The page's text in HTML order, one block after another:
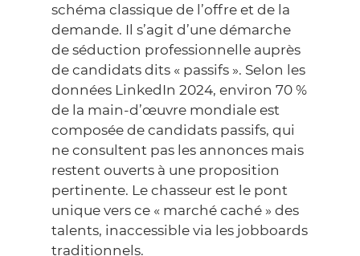
schéma classique de l’offre et de la
demande. Il s’agit d’une démarche
de séduction professionnelle auprès
de candidats dits « passifs ». Selon les
données LinkedIn 2024, environ 70 %
de la main-d’œuvre mondiale est
composée de candidats passifs, qui
ne consultent pas les annonces mais
restent ouverts à une proposition
pertinente. Le chasseur est le pont
unique vers ce « marché caché » des
talents, inaccessible via les jobboards
traditionnels.